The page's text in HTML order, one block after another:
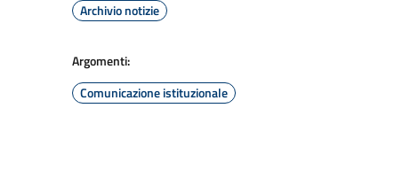
Archivio notizie
Argomenti:
Comunicazione istituzionale